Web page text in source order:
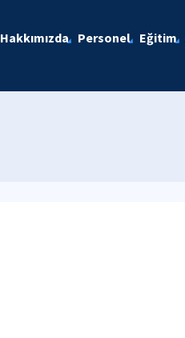
Hakkımızda Personel Eğitim